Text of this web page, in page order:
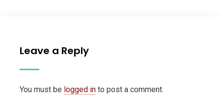
Leave a Reply
You must be logged in to post a comment.